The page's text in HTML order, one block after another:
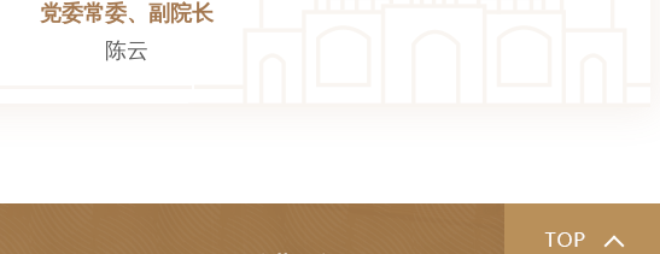
党委常委、副院长
陈云